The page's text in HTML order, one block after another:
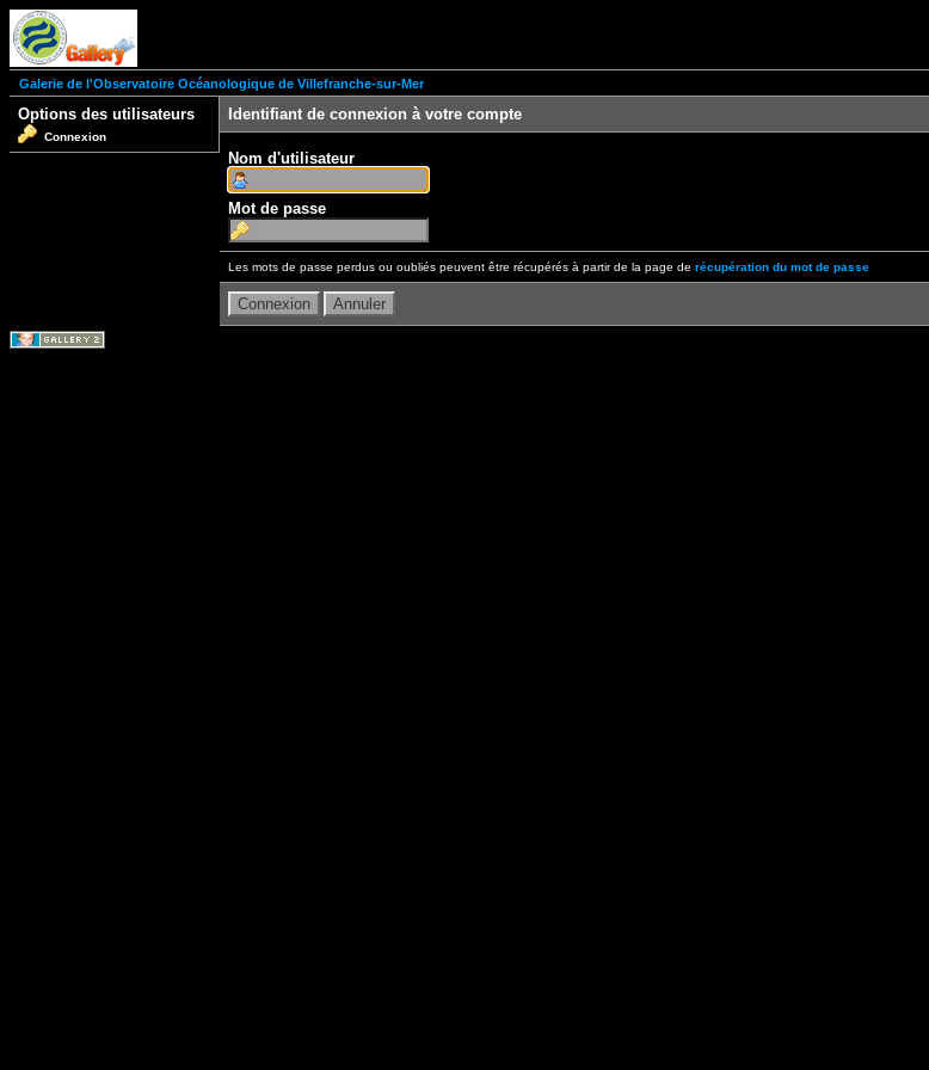
Galerie de l'Observatoire Océanologique de Villefranche-sur-Mer
Options des utilisateurs
Connexion
Identifiant de connexion à votre compte
Nom d'utilisateur
Mot de passe
Les mots de passe perdus ou oubliés peuvent être récupérés à partir de la page de récupération du mot de passe